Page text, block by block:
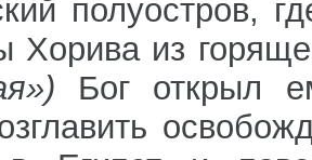
полуостров,
Хорива из
Бог открыл